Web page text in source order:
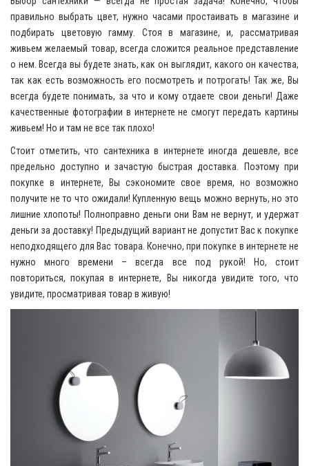
правильно выбрать цвет, нужно часами простаивать в магазине и
подбирать цветовую гамму. Стоя в магазине, и, рассматривая
живьем желаемый товар, всегда сложится реальное представление
о нем. Всегда вы будете знать, как он выглядит, какого он качества,
так как есть возможность его посмотреть и потрогать! Так же, Вы
всегда будете понимать, за что и кому отдаете свои деньги! Даже
качественные фотографии в интернете не смогут передать картины
живьем! Но и там не все так плохо!
Стоит отметить, что сантехника в интернете иногда дешевле, все
предельно доступно и зачастую быстрая доставка. Поэтому при
покупке в интернете, Вы сэкономите свое время, но возможно
получите не то что ожидали! Купленную вещь можно вернуть, но это
лишние хлопоты! Полноправно деньги они Вам не вернут, и удержат
деньги за доставку! Предыдущий вариант не допустит Вас к покупке
неподходящего для Вас товара. Конечно, при покупке в интернете не
нужно много времени – всегда все под рукой! Но, стоит
повториться, покупая в интернете, Вы никогда увидите того, что
увидите, просматривая товар в живую!